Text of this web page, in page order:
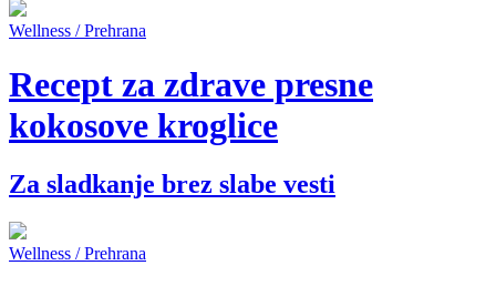
Wellness / Prehrana
Recept za zdrave presne
kokosove kroglice
Za sladkanje brez slabe vesti
Wellness / Prehrana